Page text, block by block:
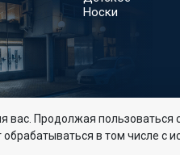
Носки
Продолжая пользоваться
в том числе с